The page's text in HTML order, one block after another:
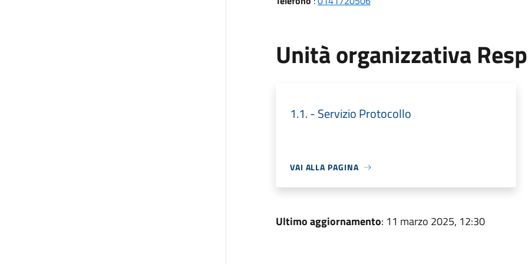
Unità organizzativa
1.1. - Servizio Protocollo
VAI ALLA PAGINA
Ultimo aggiornamento: 11 marzo 2025, 12:30